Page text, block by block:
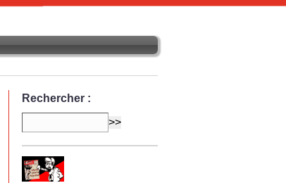
Rechercher :